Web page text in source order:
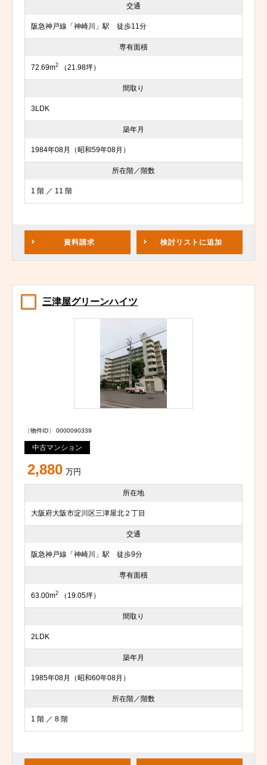
交通
阪急神戸線「神崎川」駅 徒歩11分
専有面積
72.69m2 （21.98坪）
間取り
3LDK
築年月
1984年08月（昭和59年08月）
所在階／階数
1 階 ／ 11 階
資料請求 検討リスト に追加
三津屋グリーンハイツ
〔物件ID〕 0000090339
中古マンション
2,880 万円
所在地
大阪府大阪市淀川区三津屋北２丁目
交通
阪急神戸線「神崎川」駅 徒歩9分
専有面積
63.00m2 （19.05坪）
間取り
2LDK
築年月
1985年08月（昭和60年08月）
所在階／階数
1 階 ／ 8 階